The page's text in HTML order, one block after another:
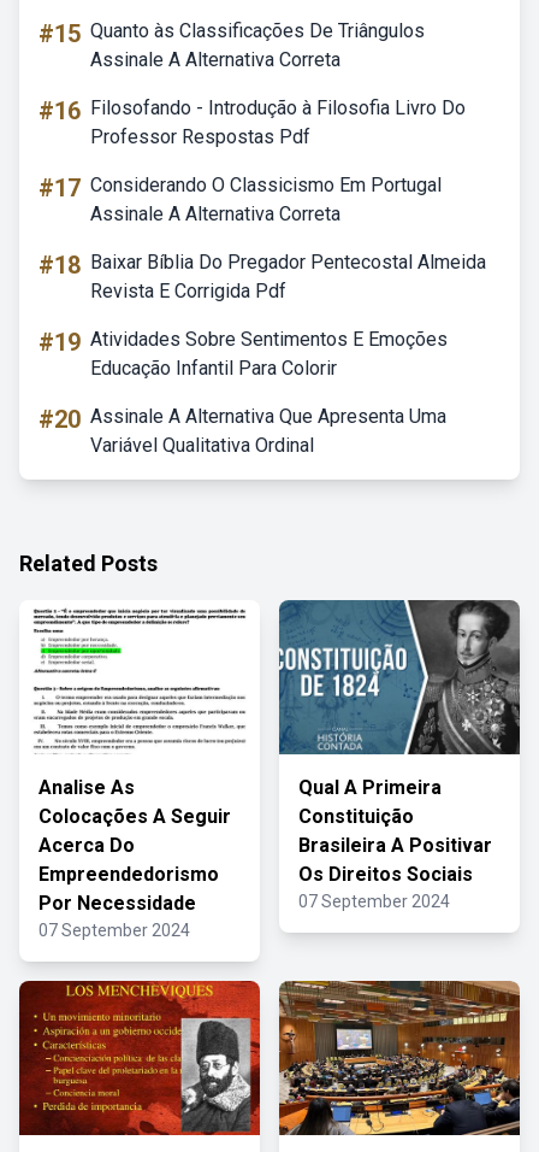
#15 Quanto às Classificações De Triângulos
Assinale A Alternativa Correta
#16 Filosofando - Introdução à Filosofia Livro Do
Professor Respostas Pdf
#17 Considerando O Classicismo Em Portugal
Assinale A Alternativa Correta
#18 Baixar Bíblia Do Pregador Pentecostal Almeida
Revista E Corrigida Pdf
#19 Atividades Sobre Sentimentos E Emoções
Educação Infantil Para Colorir
#20 Assinale A Alternativa Que Apresenta Uma
Variável Qualitativa Ordinal
Related Posts
Analise As
Colocações A Seguir
Acerca Do
Empreendedorismo
Por Necessidade
07 September 2024
Qual A Primeira
Constituição
Brasileira A Positivar
Os Direitos Sociais
07 September 2024